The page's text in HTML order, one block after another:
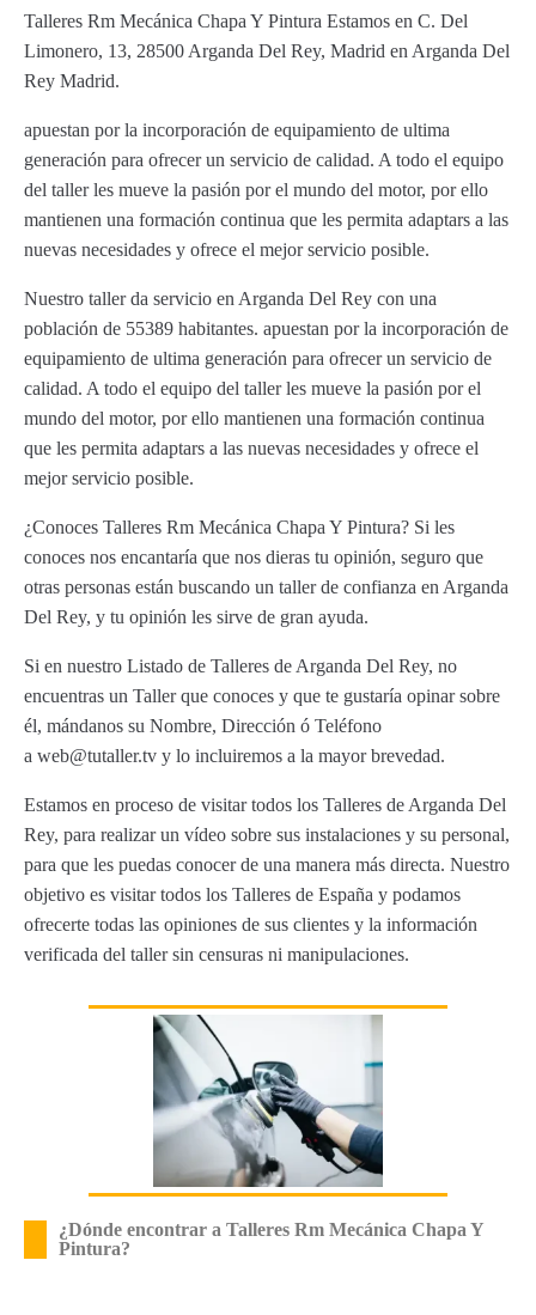
Talleres Rm Mecánica Chapa Y Pintura Estamos en C. Del
Limonero, 13, 28500 Arganda Del Rey, Madrid en Arganda Del
Rey Madrid.
apuestan por la incorporación de equipamiento de ultima
generación para ofrecer un servicio de calidad. A todo el equipo
del taller les mueve la pasión por el mundo del motor, por ello
mantienen una formación continua que les permita adaptars a las
nuevas necesidades y ofrece el mejor servicio posible.
Nuestro taller da servicio en Arganda Del Rey con una
población de 55389 habitantes. apuestan por la incorporación de
equipamiento de ultima generación para ofrecer un servicio de
calidad. A todo el equipo del taller les mueve la pasión por el
mundo del motor, por ello mantienen una formación continua
que les permita adaptars a las nuevas necesidades y ofrece el
mejor servicio posible.
¿Conoces Talleres Rm Mecánica Chapa Y Pintura? Si les
conoces nos encantaría que nos dieras tu opinión, seguro que
otras personas están buscando un taller de confianza en Arganda
Del Rey, y tu opinión les sirve de gran ayuda.
Si en nuestro Listado de Talleres de Arganda Del Rey, no
encuentras un Taller que conoces y que te gustaría opinar sobre
él, mándanos su Nombre, Dirección ó Teléfono
a web@tutaller.tv y lo incluiremos a la mayor brevedad.
Estamos en proceso de visitar todos los Talleres de Arganda Del
Rey, para realizar un vídeo sobre sus instalaciones y su personal,
para que les puedas conocer de una manera más directa. Nuestro
objetivo es visitar todos los Talleres de España y podamos
ofrecerte todas las opiniones de sus clientes y la información
verificada del taller sin censuras ni manipulaciones.
¿Dónde encontrar a Talleres Rm Mecánica Chapa Y
Pintura?